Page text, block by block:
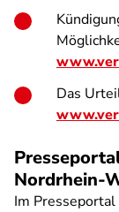
Das
Nordrhein-
Im